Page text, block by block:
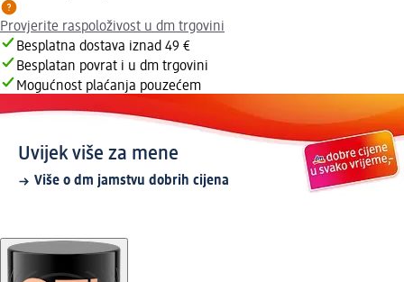
Provjerite raspoloživost u dm trgovini
Besplatna dostava iznad 49 €
Besplatan povrat i u dm trgovini
Mogućnost plaćanja pouzećem
Uvijek više za mene
Više o dm jamstvu dobrih cijena